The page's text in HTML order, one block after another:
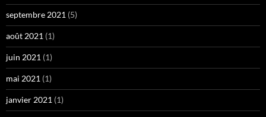
septembre 2021 (5)
août 2021 (1)
juin 2021 (1)
mai 2021 (1)
janvier 2021 (1)